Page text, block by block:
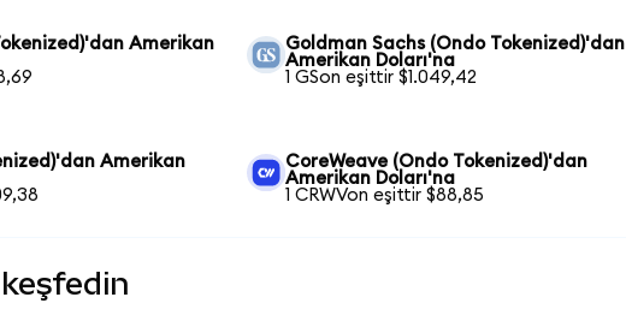
Amerikan
Goldman Sachs (Ondo Tokenized)'dan
Amerikan Doları'na
1 GSon eşittir $1.049,42
Amerikan
CoreWeave (Ondo Tokenized)'dan
Amerikan Doları'na
1 CRWVon eşittir $88,85